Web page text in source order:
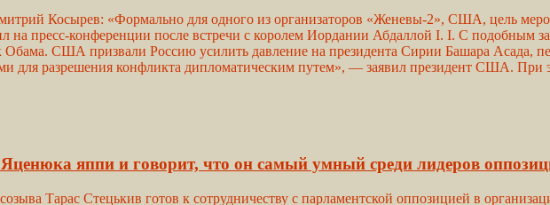
Косырев: «Формально для одного из организаторов «Женевы-2», США, цель
на пресс-конференции после встречи с королем Иордании Абдаллой I. I. С подобным
США призвали Россию усилить давление на президента Сирии Башара Асада,
для разрешения конфликта дипломатическим путем», — заявил президент США. При
яппи и говорит, что он самый умный среди лидеров
Тарас Стецькив готов к сотрудничеству с парламентской оппозицией в